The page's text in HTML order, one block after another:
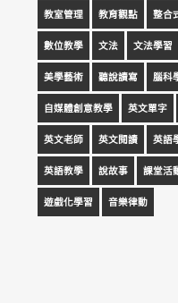
教室管理 教育觀點 整合
數位教學 文法 文法學習
美學藝術 聽說讀寫 腦科
自媒體創意教學 英文單字
英文老師 英文閱讀 英語
英語教學 說故事 課堂活
遊戲化學習 音樂律動